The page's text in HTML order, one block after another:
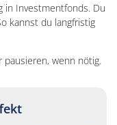
in Investmentfonds. Du
kannst du langfristig
pausieren, wenn nötig.